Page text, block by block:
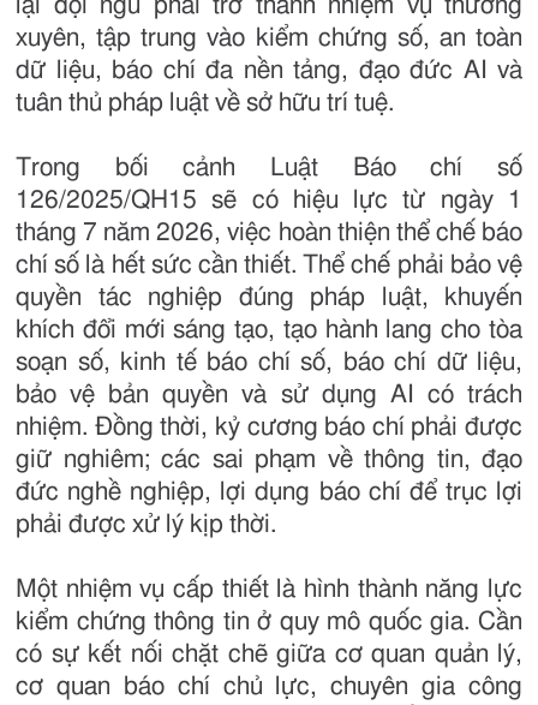
lại đội ngũ phải trở thành nhiệm vụ thường
xuyên, tập trung vào kiểm chứng số, an toàn
dữ liệu, báo chí đa nền tảng, đạo đức AI và
tuân thủ pháp luật về sở hữu trí tuệ.
Trong bối cảnh Luật Báo chí số
126/2025/QH15 sẽ có hiệu lực từ ngày 1
tháng 7 năm 2026, việc hoàn thiện thể chế báo
chí số là hết sức cần thiết. Thể chế phải bảo vệ
quyền tác nghiệp đúng pháp luật, khuyến
khích đổi mới sáng tạo, tạo hành lang cho tòa
soạn số, kinh tế báo chí số, báo chí dữ liệu,
bảo vệ bản quyền và sử dụng AI có trách
nhiệm. Đồng thời, kỷ cương báo chí phải được
giữ nghiêm; các sai phạm về thông tin, đạo
đức nghề nghiệp, lợi dụng báo chí để trục lợi
phải được xử lý kịp thời.
Một nhiệm vụ cấp thiết là hình thành năng lực
kiểm chứng thông tin ở quy mô quốc gia. Cần
có sự kết nối chặt chẽ giữa cơ quan quản lý,
cơ quan báo chí chủ lực, chuyên gia công